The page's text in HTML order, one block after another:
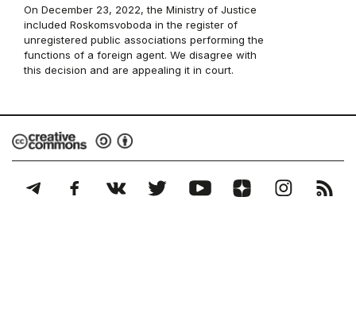
On December 23, 2022, the Ministry of Justice
included Roskomsvoboda in the register of
unregistered public associations performing the
functions of a foreign agent. We disagree with
this decision and are appealing it in court.